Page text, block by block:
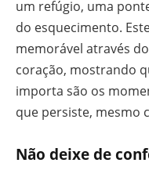
um refúgio, uma
do esquecimento.
memorável através
coração, mostrando
importa são os
que persiste, mesmo
Não deixe de